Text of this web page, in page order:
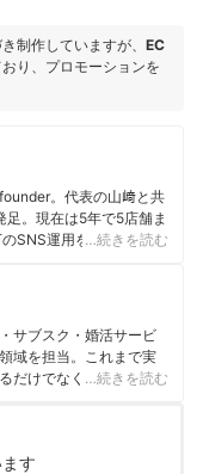
制作していますが、 EC
おり、プロモーションを
。代表の山﨑と共
。現在は5年で5店舗ま
SNS運用を統括。パー
ボディメイク実績を有
功に導く。
…続きを読む
サブスク・婚活サービ
域を担当。これまで実
だけでなく、医師や婚
ーザーが選びやすい情
動している。
…続きを読む
す